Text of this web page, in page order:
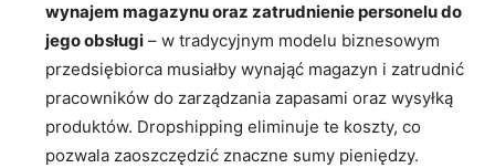
wynajem magazynu oraz zatrudnienie personelu do
jego obsługi – w tradycyjnym modelu biznesowym
przedsiębiorca musiałby wynająć magazyn i zatrudnić
pracowników do zarządzania zapasami oraz wysyłką
produktów. Dropshipping eliminuje te koszty, co
pozwala zaoszczędzić znaczne sumy pieniędzy.